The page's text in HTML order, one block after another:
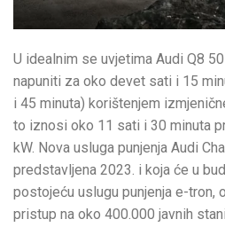
U idealnim se uvjetima Audi Q8
napuniti za oko devet sati i 15
i 45 minuta) korištenjem
to iznosi oko 11 sati i 30 minuta
kW. Nova usluga punjenja Audi
predstavljena 2023. i koja će u
postojeću uslugu punjenja e-tron,
pristup na oko 400.000 javnih